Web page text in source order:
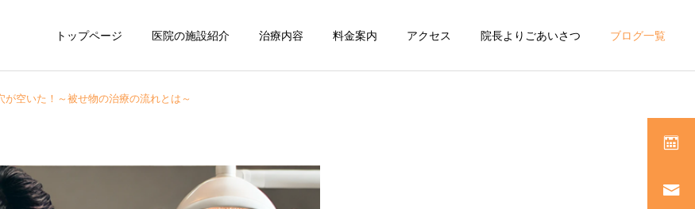
トップページ 医院の施設紹介 治療内容 料金案内 アクセス 院長よりごあいさつ ブログ一覧
小児歯科
院長コラム 院長コラム
が空いた！～被せ物の治療の流れとは～